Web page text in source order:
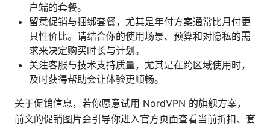
户端的套餐。
留意促销与捆绑套餐，尤其是年付方案通常比月付更
具性价比。请结合你的使用场景、预算和对隐私的需
求来决定购买时长与计划。
关注客服与技术支持质量，尤其是在跨区域使用时，
及时获得帮助会让体验更顺畅。
关于促销信息，若你愿意试用 NordVPN 的旗舰方案，
前文的促销图片会引导你进入官方页面查看当前折扣、套